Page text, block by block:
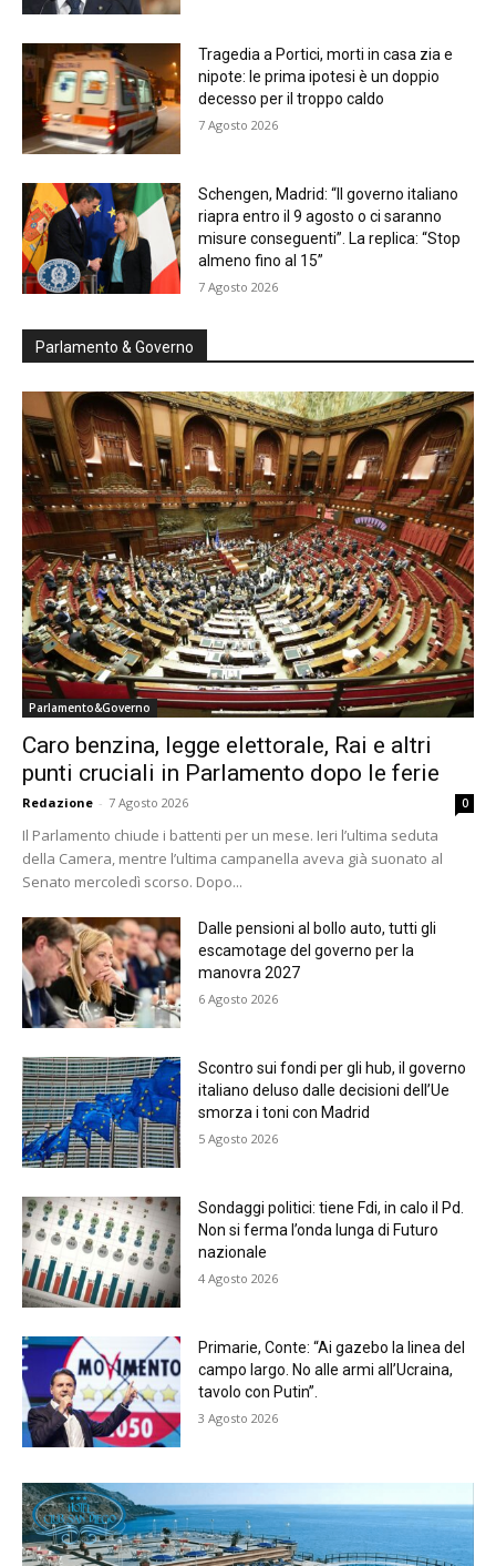
Tragedia a Portici, morti in casa zia e
nipote: le prima ipotesi è un doppio
decesso per il troppo caldo
7 Agosto 2026
Schengen, Madrid: “Il governo italiano
riapra entro il 9 agosto o ci saranno
misure conseguenti”. La replica: “Stop
almeno fino al 15”
7 Agosto 2026
Parlamento & Governo
Parlamento&Governo
Caro benzina, legge elettorale, Rai e altri
punti cruciali in Parlamento dopo le ferie
Redazione - 7 Agosto 2026 0
Il Parlamento chiude i battenti per un mese. Ieri l’ultima seduta
della Camera, mentre l’ultima campanella aveva già suonato al
Senato mercoledì scorso. Dopo...
Dalle pensioni al bollo auto, tutti gli
escamotage del governo per la
manovra 2027
6 Agosto 2026
Scontro sui fondi per gli hub, il governo
italiano deluso dalle decisioni dell’Ue
smorza i toni con Madrid
5 Agosto 2026
Sondaggi politici: tiene Fdi, in calo il Pd.
Non si ferma l’onda lunga di Futuro
nazionale
4 Agosto 2026
Primarie, Conte: “Ai gazebo la linea del
campo largo. No alle armi all’Ucraina,
tavolo con Putin”.
3 Agosto 2026